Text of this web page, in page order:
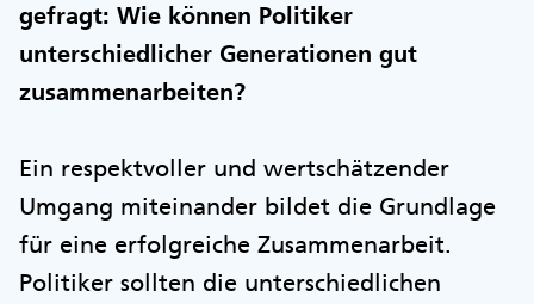
gefragt: Wie können Politiker
unterschiedlicher Generationen gut
zusammenarbeiten?
Ein respektvoller und wertschätzender
Umgang miteinander bildet die Grundlage
für eine erfolgreiche Zusammenarbeit.
Politiker sollten die unterschiedlichen